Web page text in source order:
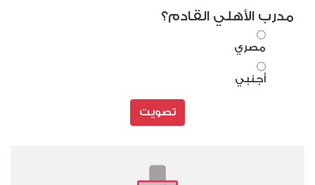
مدرب الأهلي القادم؟
مصري
أجنبي
تصويت